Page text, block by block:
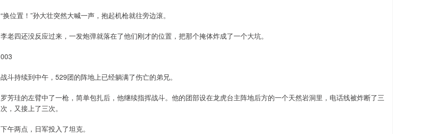
“换位置！”孙大壮突然大喊一声，抱起机枪就往旁边滚。
李老四还没反应过来，一发炮弹就落在了他们刚才的位置，把那个掩体炸成了一个大坑。
003
战斗持续到中午，529团的阵地上已经躺满了伤亡的弟兄。
罗芳珪的左臂中了一枪，简单包扎后，他继续指挥战斗。他的团部设在龙虎台主阵地后方的一个天然岩洞里，电话线被炸断了三
次，又接上了三次。
下午两点，日军投入了坦克。